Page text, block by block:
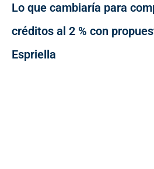
Lo que cambiaría para
créditos al 2 % con
Espriella